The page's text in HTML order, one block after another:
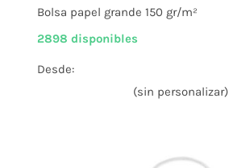
Bolsa papel grande 150 gr/m²
2898 disponibles
Desde:
(sin personalizar)